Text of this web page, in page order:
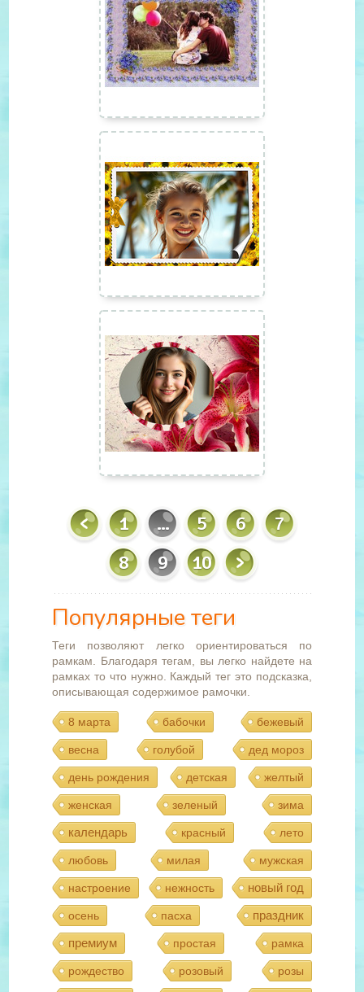
1 ... 5 6
7
8
9 10
Популярные теги
Теги позволяют легко ориентироваться по
рамкам. Благодаря тегам, вы легко найдете на
рамках то что нужно. Каждый тег это подсказка,
описывающая содержимое рамочки.
8 марта бабочки бежевый
весна голубой дед мороз
день рождения детская желтый
женская зеленый зима
календарь красный лето
любовь милая мужская
настроение нежность новый год
осень пасха
праздник
премиум
простая рамка
рождество розовый розы